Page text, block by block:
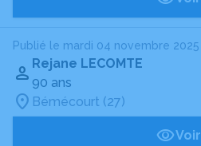
Publié le mardi 04 novembre 2025
Rejane LECOMTE
90 ans
Bémécourt (27)
Voir